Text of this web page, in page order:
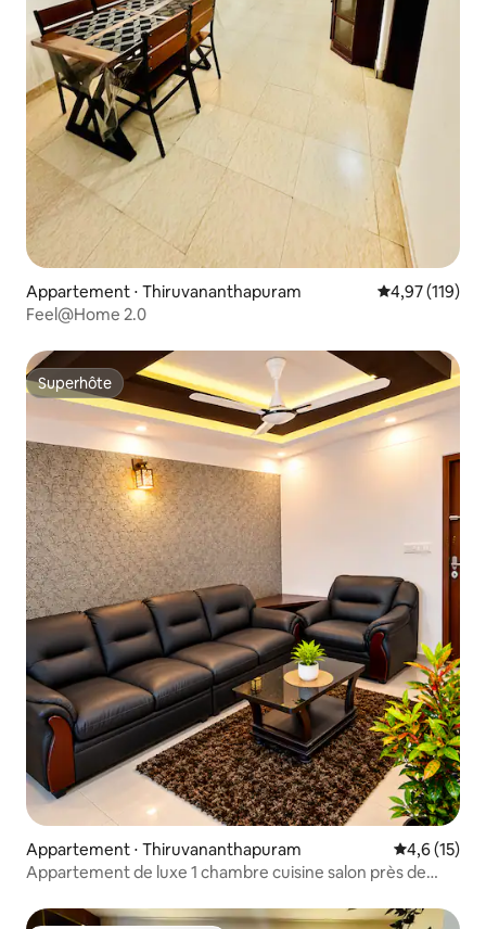
Appartement ⋅ Thiruvananthapuram Évaluation
4,97 (119)
Feel@Home 2.0
Superhôte
Superhôte
Appartement ⋅ Thiruvananthapuram Évaluation
4,6 (15)
Appartement de luxe 1 chambre cuisine salon près de